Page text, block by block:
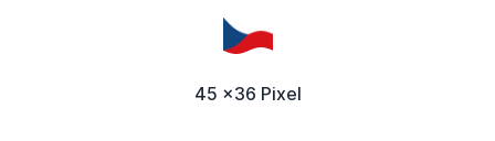
45 x36 Pixel